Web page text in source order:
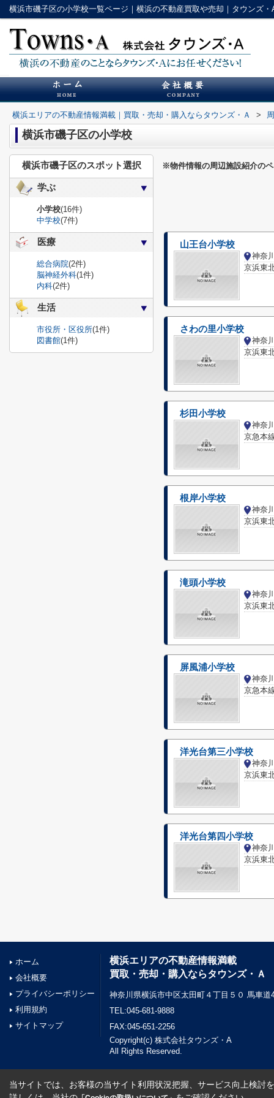
横浜市磯子区の小学校一覧ページ｜横浜の不動産買取や売却｜タウンズ・
横浜エリアの不動産情報満載｜買取・売却・購入ならタウンズ・Ａ >
横浜市磯子区の小学校
※物件情報の周辺施設紹介の
山王台小学校
京浜東
さわの里小学校
神奈
京浜東
杉田小学校
京急本
根岸小学校
神奈
京浜東
滝頭小学校
京浜東
屏風浦小学校
神奈
京急本
洋光台第三小学校
京浜東
洋光台第四小学校
京浜東
横浜市磯子区のスポット選択
学ぶ
小学校(16件)
中学校(7件)
医療
総合病院(2件)
脳神経外科(1件)
内科(2件)
生活
市役所・区役所(1件)
図書館(1件)
ホーム
会社概要
プライバシーポリシー
利用規約
サイトマップ
横浜エリアの不動産情報満載
買取・売却・購入ならタウンズ・Ａ
神奈川県横浜市中区太田町４丁目５０ 馬車道
TEL:045-681-9888
FAX:045-651-2256
Copyright(c) 株式会社タウンズ・A
All Rights Reserved.
当サイトでは、お客様の当サイト利用状況把握、サービス向上検討